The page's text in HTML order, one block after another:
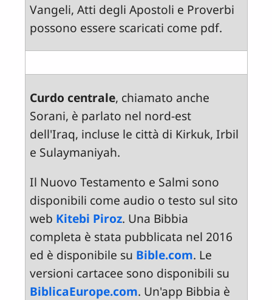
Vangeli, Atti degli Apostoli e Proverbi
possono essere scaricati come pdf.
Curdo centrale, chiamato anche
Sorani, è parlato nel nord-est
dell'Iraq, incluse le città di Kirkuk, Irbil
e Sulaymaniyah.
Il Nuovo Testamento e Salmi sono
disponibili come audio o testo sul sito
web Kitebi Piroz. Una Bibbia
completa è stata pubblicata nel 2016
ed è disponibile su Bible.com. Le
versioni cartacee sono disponibili su
BiblicaEurope.com. Un'app Bibbia è